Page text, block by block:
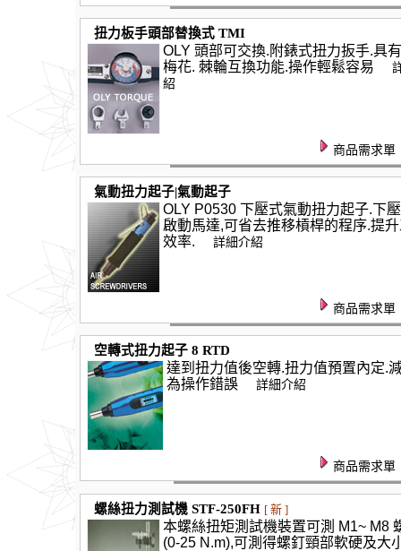
扭力板手頭部替換式 TMI
OLY 頭部可交換.附錶式扭力扳手.具
梅花. 棘輪互換功能.操作輕鬆容易
紹
商品需求單
氣動扭力起子|氣動起子
OLY P0530 下壓式氣動扭力起子.下
啟動馬達,可省去推移槓桿的程序.提
效率. 詳細介紹
商品需求單
空轉式扭力起子 8 RTD
達到扭力值後空轉.扭力值預置內定.
為操作錯誤 詳細介紹
商品需求單
螺絲扭力測試機 STF-250FH [ 新 ]
本螺絲扭矩測試機裝置可測 M1~ M8
(0-25 N.m),可測得螺釘頸部軟硬及